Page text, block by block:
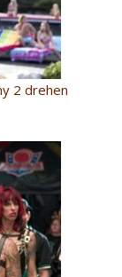
2 drehen